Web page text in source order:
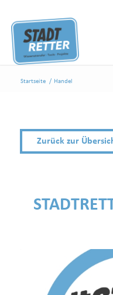
Startseite / Handel
Zurück zur